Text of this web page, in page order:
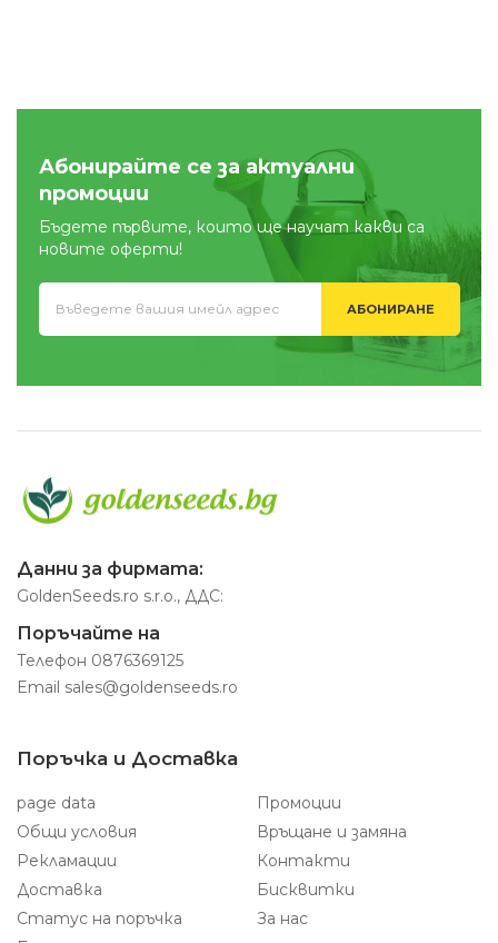
Абонирайте се за актуални
промоции
Бъдете първите, които ще научат какви са
новите оферти!
АБОНИРАНЕ
Данни за фирмата:
GoldenSeeds.ro s.r.o., ДДС:
Поръчайте на
Телефон 0876369125
Email sales@goldenseeds.ro
Поръчка и Доставка
page data
Промоции
Общи условия
Връщане и замяна
Рекламации
Контакти
Доставка
Бисквитки
Статус на поръчка
За нас